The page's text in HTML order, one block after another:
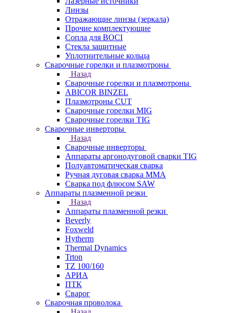
Линзы
Отражающие линзы (зеркала)
Прочие комплектующие
Сопла для BOCI
Стекла защитные
Уплотнительные кольца
Сварочные горелки и плазмотроны
Назад
Сварочные горелки и плазмотроны
ABICOR BINZEL
Плазмотроны CUT
Сварочные горелки MIG
Сварочные горелки TIG
Сварочные инверторы
Назад
Сварочные инверторы
Аппараты аргонодуговой сварки TIG
Полуавтоматическая сварка
Ручная дуговая сварка MMA
Сварка под флюсом SAW
Аппараты плазменной резки
Назад
Аппараты плазменной резки
Beverly
Foxweld
Hytherm
Thermal Dynamics
Trton
TZ 100/160
АРИА
ПТК
Сварог
Сварочная проволока